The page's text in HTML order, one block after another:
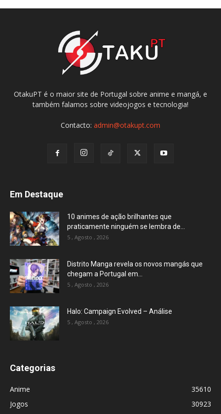
OtakuPT é o maior site de Portugal sobre anime e mangá, e
também falamos sobre videojogos e tecnologia!
Contacto: admin@otakupt.com
Em Destaque
10 animes de ação brilhantes que
praticamente ninguém se lembra de...
5 , Agosto , 2026
Distrito Manga revela os novos mangás que
chegam a Portugal em...
5 , Agosto , 2026
Halo: Campaign Evolved – Análise
5 , Agosto , 2026
Categorias
Anime
35610
Jogos
30923